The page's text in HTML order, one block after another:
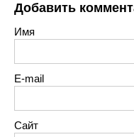
Добавить
Имя
E-mail
Сайт